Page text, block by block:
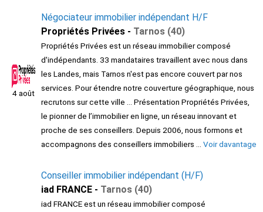
4 août
Négociateur immobilier indépendant H/F
Propriétés Privées - Tarnos (40)
Propriétés Privées est un réseau immobilier composé
d'indépendants. 33 mandataires travaillent avec nous dans
les Landes, mais Tarnos n'est pas encore couvert par nos
services. Pour étendre notre couverture géographique, nous
recrutons sur cette ville ... Présentation Propriétés Privées,
le pionner de l’immobilier en ligne, un réseau innovant et
proche de ses conseillers. Depuis 2006, nous formons et
accompagnons des conseillers immobiliers ... Voir davantage
Conseiller immobilier indépendant (H/F)
iad FRANCE - Tarnos (40)
iad FRANCE est un réseau immobilier composé